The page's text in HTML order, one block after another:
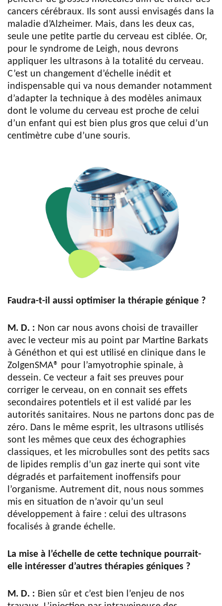
cancers cérébraux. Ils sont aussi envisagés dans la
maladie d’Alzheimer. Mais, dans les deux cas,
seule une petite partie du cerveau est ciblée. Or,
pour le syndrome de Leigh, nous devrons
appliquer les ultrasons à la totalité du cerveau.
C’est un changement d’échelle inédit et
indispensable qui va nous demander notamment
d’adapter la technique à des modèles animaux
dont le volume du cerveau est proche de celui
d’un enfant qui est bien plus gros que celui d’un
centimètre cube d’une souris.
Faudra-t-il aussi optimiser la thérapie génique ?
M. D. : Non car nous avons choisi de travailler
avec le vecteur mis au point par Martine Barkats
à Généthon et qui est utilisé en clinique dans le
ZolgenSMA® pour l’amyotrophie spinale, à
dessein. Ce vecteur a fait ses preuves pour
corriger le cerveau, on en connait ses effets
secondaires potentiels et il est validé par les
autorités sanitaires. Nous ne partons donc pas de
zéro. Dans le même esprit, les ultrasons utilisés
sont les mêmes que ceux des échographies
classiques, et les microbulles sont des petits sacs
de lipides remplis d’un gaz inerte qui sont vite
dégradés et parfaitement inoffensifs pour
l’organisme. Autrement dit, nous nous sommes
mis en situation de n’avoir qu’un seul
développement à faire : celui des ultrasons
focalisés à grande échelle.
La mise à l’échelle de cette technique pourrait-
elle intéresser d’autres thérapies géniques ?
M. D. : Bien sûr et c’est bien l’enjeu de nos